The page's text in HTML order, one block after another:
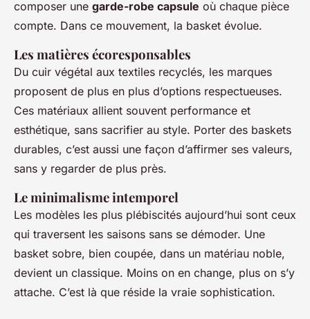
composer une garde-robe capsule où chaque pièce
compte. Dans ce mouvement, la basket évolue.
Les matières écoresponsables
Du cuir végétal aux textiles recyclés, les marques
proposent de plus en plus d’options respectueuses.
Ces matériaux allient souvent performance et
esthétique, sans sacrifier au style. Porter des baskets
durables, c’est aussi une façon d’affirmer ses valeurs,
sans y regarder de plus près.
Le minimalisme intemporel
Les modèles les plus plébiscités aujourd’hui sont ceux
qui traversent les saisons sans se démoder. Une
basket sobre, bien coupée, dans un matériau noble,
devient un classique. Moins on en change, plus on s’y
attache. C’est là que réside la vraie sophistication.